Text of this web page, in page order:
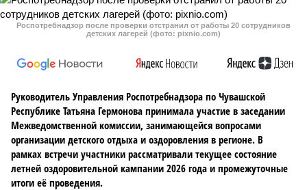
Роспотребнадзор после проверки отстранил от работы 20 сотрудников
детских лагерей (фото: pixnio.com)
Руководитель Управления Роспотребнадзора по Чувашской
Республике Татьяна Гермонова принимала участие в заседании
Межведомственной комиссии, занимающейся вопросами
организации детского отдыха и оздоровления в регионе. В
рамках встречи участники рассматривали текущее состояние
летней оздоровительной кампании 2026 года и промежуточные
итоги её проведения.